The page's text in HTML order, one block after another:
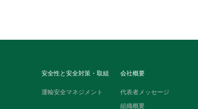
安全性と安全対策・取組
運輸安全マネジメント
会社概要
代表者メッセージ
組織概要